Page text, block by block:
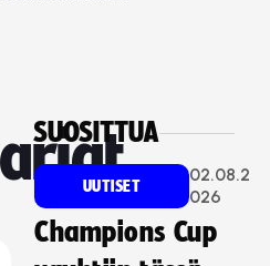
SUOSITTUA
UUTISET
02.08.2
026
Champions Cup